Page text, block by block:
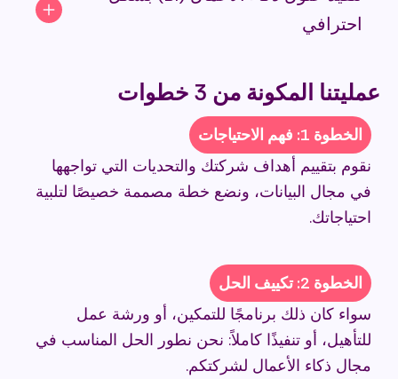
احترافي
عمليتنا المكونة من 3 خطوات
الخطوة 1: فهم الاحتياجات
نقوم بتقييم أهداف شركتك والتحديات التي تواجهها
في مجال البيانات، ونضع خطة مصممة خصيصًا لتلبية
احتياجاتك.
الخطوة 2: تكييف الحل
سواء كان ذلك برنامجًا للتمكين، أو ورشة عمل
للتأهيل، أو تنفيذًا كاملاً: نحن نطور الحل المناسب في
مجال ذكاء الأعمال لشركتكم.